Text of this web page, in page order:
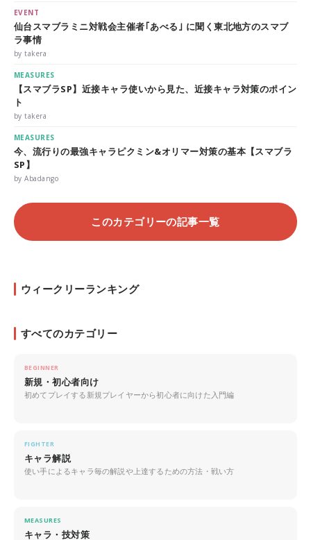
EVENT
仙台スマブラミニ対戦会主催者｢あべる｣ に聞く東北地方のスマブ
ラ事情
by takera
MEASURES
【スマブラSP】近接キャラ使いから見た、近接キャラ対策のポイン
ト
by takera
MEASURES
今、流行りの最強キャラピクミン&オリマー対策の基本【スマブラ
SP】
by Abadango
このカテゴリーの記事一覧
ウィークリーランキング
すべてのカテゴリー
BEGINNER
新規・初心者向け
初めてプレイする新規プレイヤーから初心者に向けた入門編
FIGHTER
キャラ解説
使い手によるキャラ毎の解説や上達するための方法・戦い方
MEASURES
キャラ・技対策